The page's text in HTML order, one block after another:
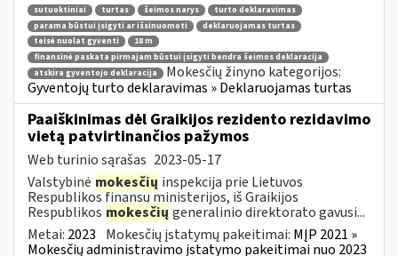
sutuoktiniai turtas šeimos narys
turto deklaravimas
parama būstui įsigyti ar išsinuomoti
deklaruojamas turtas
teisė nuolat gyventi
18 m
finansinė paskata pirmajam būstui įsigyti bendra šeimos deklaracija
atskira gyventojo deklaracija
Mokesčių žinyno kategorijos:
Gyventojų turto deklaravimas » Deklaruojamas turtas
Paaiškinimas dėl Graikijos rezidento rezidavimo
vietą patvirtinančios pažymos
Web turinio sąrašas 2023-05-17
Valstybinė mokesčių inspekcija prie Lietuvos
Respublikos finansų ministerijos, iš Graikijos
Respublikos mokesčių generalinio direktorato gavusi...
Metai: 2023 Mokesčių įstatymų pakeitimai: MĮP 2021 »
Mokesčių administravimo įstatymo pakeitimai nuo 2023